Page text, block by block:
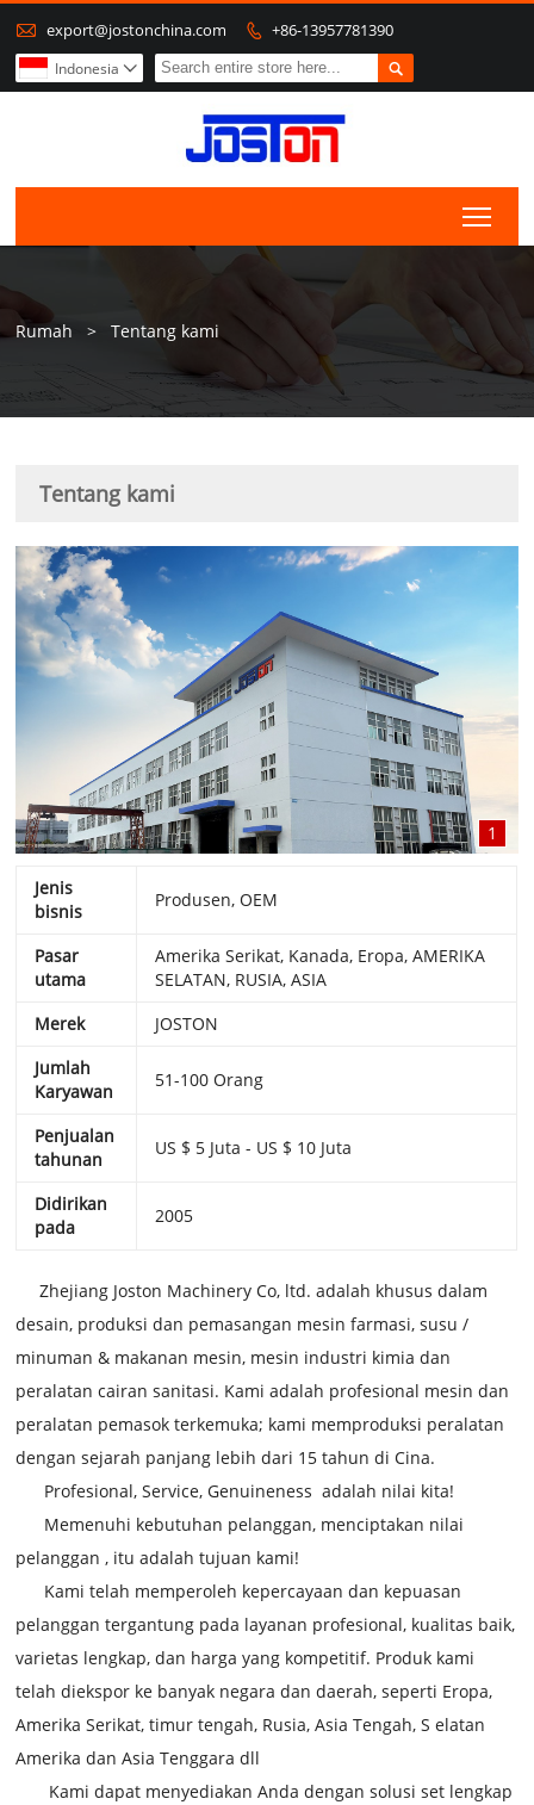
 export@jostonchina.com  +86-13957781390

Indonesia 
Rumah > Tentang kami
Tentang kami
1
Jenis
bisnis
Produsen, OEM
Pasar
utama
Amerika Serikat, Kanada, Eropa, AMERIKA
SELATAN, RUSIA, ASIA
Merek
JOSTON
Jumlah
Karyawan
51-100 Orang
Penjualan
tahunan
US $ 5 Juta - US $ 10 Juta
Didirikan
pada
2005
Zhejiang Joston Machinery Co, ltd. adalah khusus dalam
desain, produksi dan pemasangan mesin farmasi, susu /
minuman & makanan mesin, mesin industri kimia dan
peralatan cairan sanitasi. Kami adalah profesional mesin dan
peralatan pemasok terkemuka; kami memproduksi peralatan
dengan sejarah panjang lebih dari 15 tahun di Cina.
Profesional, Service,Genuineness adalah nilai kita!
Memenuhi kebutuhan pelanggan, menciptakan nilai
pelanggan, itu adalah tujuan kami!
Kami telah memperoleh kepercayaan dan kepuasan
pelanggan tergantung pada layanan profesional, kualitas baik,
varietas lengkap, dan harga yang kompetitif. Produk kami
telah diekspor ke banyak negara dan daerah, seperti Eropa,
Amerika Serikat, timur tengah, Rusia,Asia Tengah, Selatan
Amerika dan Asia Tenggara dll
Kami dapat menyediakan Anda dengan solusi set lengkap